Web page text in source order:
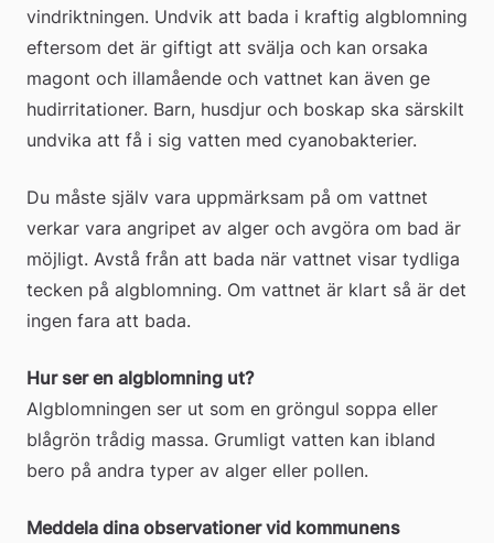
vindriktningen. Undvik att bada i kraftig algblomning
eftersom det är giftigt att svälja och kan orsaka
magont och illamående och vattnet kan även ge
hudirritationer. Barn, husdjur och boskap ska särskilt
undvika att få i sig vatten med cyanobakterier.
Du måste själv vara uppmärksam på om vattnet
verkar vara angripet av alger och avgöra om bad är
möjligt. Avstå från att bada när vattnet visar tydliga
tecken på algblomning. Om vattnet är klart så är det
ingen fara att bada.
Hur ser en algblomning ut?
Algblomningen ser ut som en gröngul soppa eller
blågrön trådig massa. Grumligt vatten kan ibland
bero på andra typer av alger eller pollen.
Meddela dina observationer vid kommunens